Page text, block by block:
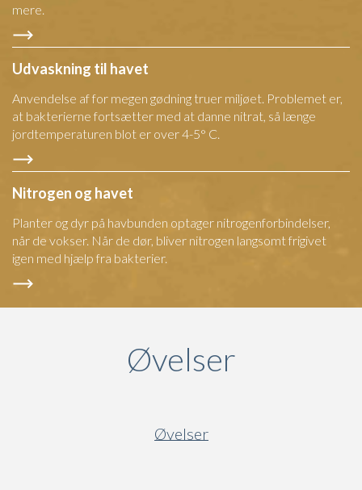
mere.
Udvaskning til havet
Anvendelse af for megen gødning truer miljøet. Problemet er,
at bakterierne fortsætter med at danne nitrat, så længe
jordtemperaturen blot er over 4-5° C.
Nitrogen og havet
Planter og dyr på havbunden optager nitrogenforbindelser,
når de vokser. Når de dør, bliver nitrogen langsomt frigivet
igen med hjælp fra bakterier.
Øvelser
Øvelser